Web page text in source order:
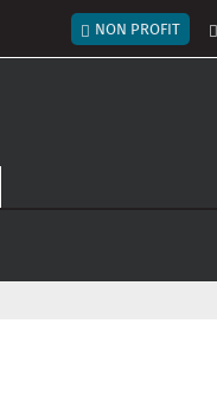
Menú del
NON PROFIT